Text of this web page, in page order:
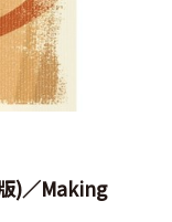
)／Making